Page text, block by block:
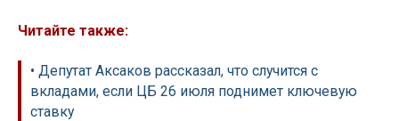
Читайте также:
• Депутат Аксаков рассказал, что случится с
вкладами, если ЦБ 26 июля поднимет ключевую
ставку